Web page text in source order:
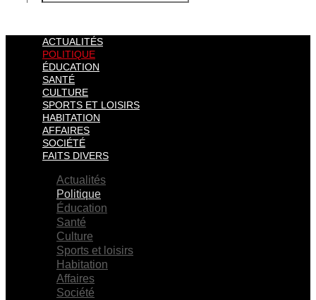
ACTUALITÉS
POLITIQUE
ÉDUCATION
SANTÉ
CULTURE
SPORTS ET LOISIRS
HABITATION
AFFAIRES
SOCIÉTÉ
FAITS DIVERS
Actualités
Politique
Éducation
Santé
Culture
Sports et loisirs
Habitation
Affaires
Société